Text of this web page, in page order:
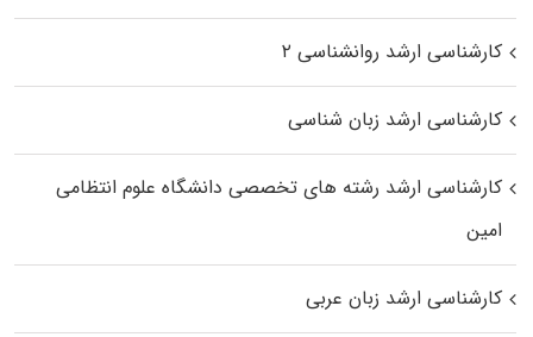
کارشناسی ارشد روانشناسی ۲
کارشناسی ارشد زبان شناسی
کارشناسی ارشد رﺷﺘﻪ ﻫﺎی تخصصی داﻧﺸﮕﺎه ﻋﻠﻮم انتظامی
اﻣﻴﻦ
کارشناسی ارشد زبان عربی